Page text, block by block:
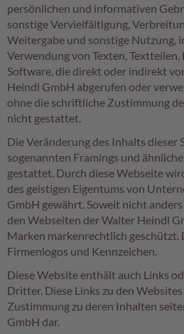
A
k
t
i
o
n
e
n
S
o
m
m
e
r
p
r
a
l
i
n
e
n
persönlichen und informativen
sonstige Vervielfältigung,
Weitergabe und sonstige Nutzung,
Verwendung von Texten,
Software, die direkt oder indirekt
Heindl GmbH abgerufen oder
ohne die schriftliche Zustimmung
nicht gestattet.
Die Veränderung des Inhalts dieser
sogenannten Framings und
gestattet. Durch diese Webseite
des geistigen Eigentums von
GmbH gewährt. Soweit nicht
den Webseiten der Walter Heindl
Marken markenrechtlich geschützt.
Firmenlogos und Kennzeichen.
Diese Website enthält auch Links
Dritter. Diese Links zu den
Zustimmung zu deren Inhalten
GmbH dar.